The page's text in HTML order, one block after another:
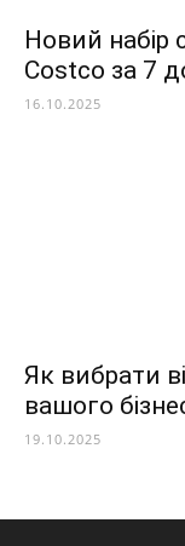
Новий набір
Costco за 7
16.10.2025
Як вибрати
вашого
19.10.2025